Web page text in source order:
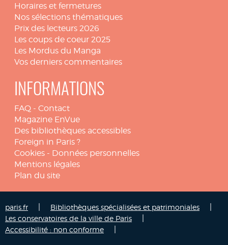
Horaires et fermetures
Nos sélections thématiques
Prix des lecteurs 2026
Les coups de coeur 2025
Les Mordus du Manga
Vos derniers commentaires
INFORMATIONS
FAQ - Contact
Magazine EnVue
Des bibliothèques accessibles
Foreign in Paris ?
Cookies - Données personnelles
Mentions légales
Plan du site
paris.fr Bibliothèques spécialisées et patrimoniales
Les conservatoires de la ville de Paris
Accessibilité : non conforme